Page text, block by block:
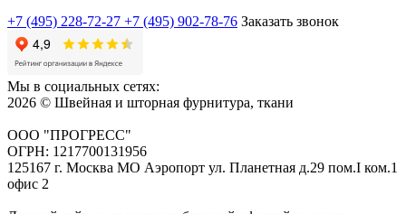
+7 (495) 228-72-27 +7 (495) 902-78-76 Заказать звонок
Мы в социальных сетях:
2026 © Швейная и шторная фурнитура, ткани
ООО "ПРОГРЕСС"
ОГРН: 1217700131956
125167 г. Москва МО Аэропорт ул. Планетная д.29 пом.I ком.1
офис 2